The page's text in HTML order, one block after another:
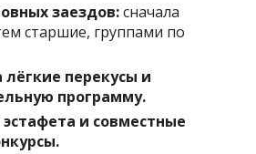
заездов:сначала
старшие, группами по
перекусы и
программу.
и совместные